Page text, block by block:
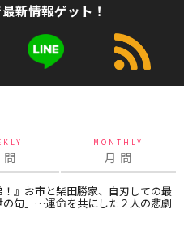
新情報ゲット！
間
MONTHLY
月 間
！』お市と柴田勝家、自刃しての最
の句」…運命を共にした２人の悲劇